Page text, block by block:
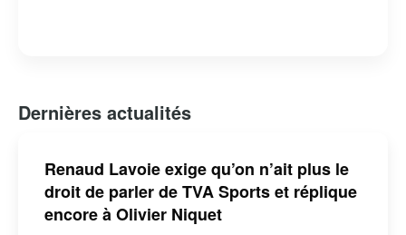
Dernières actualités
Renaud Lavoie exige qu’on n’ait plus le
droit de parler de TVA Sports et réplique
encore à Olivier Niquet